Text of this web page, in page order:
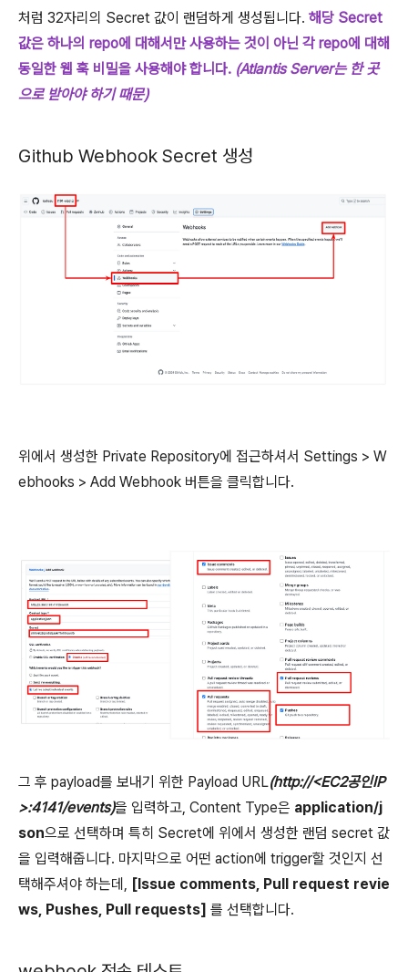
처럼 32자리의 Secret 값이 랜덤하게 생성됩니다. 해당 Secret
값은 하나의 repo에 대해서만 사용하는 것이 아닌 각 repo에 대해
동일한 웹 훅 비밀을 사용해야 합니다. (Atlantis Server는 한 곳
으로 받아야 하기 때문)
Github Webhook Secret 생성
위에서 생성한 Private Repository에 접근하셔서 Settings > W
ebhooks > Add Webhook 버튼을 클릭합니다.
그 후 payload를 보내기 위한 Payload URL(http://<EC2공인IP
>:4141/events)을 입력하고, Content Type은 application/j
son으로 선택하며 특히 Secret에 위에서 생성한 랜덤 secret 값
을 입력해줍니다. 마지막으로 어떤 action에 trigger할 것인지 선
택해주셔야 하는데,
[Issue comments, Pull request revie
ws, Pushes, Pull requests] 를 선택합니다.